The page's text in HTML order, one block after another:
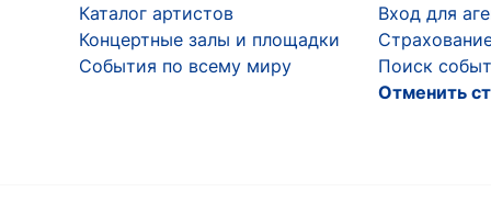
Каталог артистов
Концертные залы и площадки
События по всему миру
Вход для
Поиск
Отменить